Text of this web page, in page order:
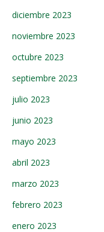
diciembre 2023
noviembre 2023
octubre 2023
septiembre 2023
julio 2023
junio 2023
mayo 2023
abril 2023
marzo 2023
febrero 2023
enero 2023